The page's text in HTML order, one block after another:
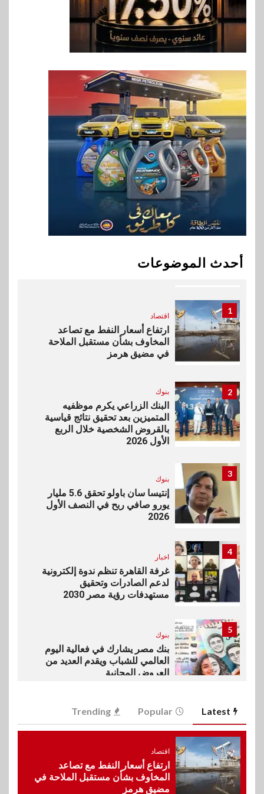
أحدث الموضوعات
في تطوير أول منصة للسياحة
الصحية في مصر والشرق الأوسط
وأفريقيا Tour4Cure
8
سوق وصلة
هواوي: هاتف nova 15
Max بطارية ضخمة وتصميم متين
جهازًا مثاليًا للشباب
9 اقتصاد
إي اف چي فاينانس تستعرض
خطط نمو «بلد» لتعزيز حضورها
في سوق تحويلات المصريين
بالخارج
بيان توضيحي صادر عن شركة
ناتجاس
1
اقتصاد
ارتفاع أسعار النفط مع تصاعد
المخاوف بشأن مستقبل الملاحة
في مضيق هرمز
2 بنوك
البنك الزراعي يكرم موظفيه
المتميزين بعد تحقيق نتائج قياسية
بالقروض الشخصية خلال الربع
الأول 2026
3
بنوك
إنتيسا سان باولو تحقق 5.6 مليار
يورو صافي ربح في النصف الأول
2026
4
اخبار
غرفة القاهرة تنظم ندوة إلكترونية
لدعم الصادرات وتحقيق
مستهدفات رؤية مصر 2030
5
بنوك
بنك مصر يشارك في فعالية اليوم
العالمي للشباب ويقدم العديد من
العروض المجانية
6
بنوك
بنك QNB مصر يعزز جاهزية
للنمو والتوسع
اخبار
Latest
Popular
Trending
اقتصاد
ارتفاع أسعار النفط مع تصاعد
المخاوف بشأن مستقبل الملاحة في
مضيق هرمز